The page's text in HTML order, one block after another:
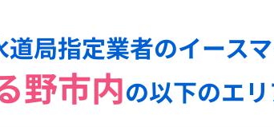
道局指定業者のイースマ
野市内の以下のエリ